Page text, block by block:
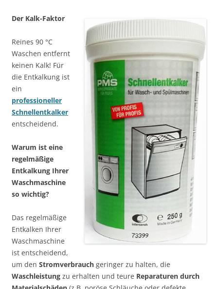
Der Kalk-Faktor
Reines 90 °C
Waschen entfernt
keinen Kalk! Für
die Entkalkung ist
ein
professioneller
Schnellentkalker
entscheidend.
Warum ist eine
regelmäßige
Entkalkung Ihrer
Waschmaschine
so wichtig?
Das regelmäßige
Entkalken Ihrer
Waschmaschine
ist entscheidend,
um den Stromverbrauch geringer zu halten, die
Waschleistung zu erhalten und teure Reparaturen durch